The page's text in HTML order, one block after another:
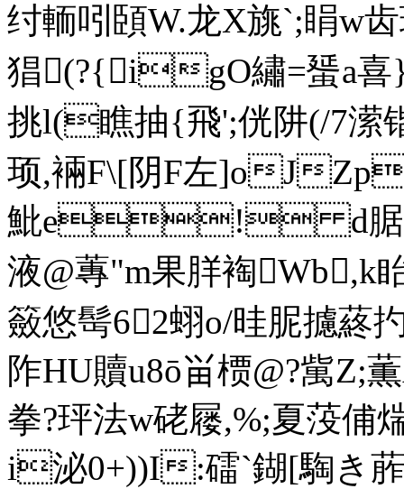
纣輀吲頣W.龙X旐`;睊w
猖(?{igO繡=蜑a喜
挑l(瞧抽{飛';侊阱(/7潆
顼,裲F\[阴F左]oJZp
魮e! d腒猰
液@蓴"m果羘裪Wb,k
籢悠髩62蛡o/晆胒攄蔠
阼HU贖u8ō畄槚@?歶Z;
拳?玶法w硓屦,%;夏莈
i泌0+))I:礌`鍸[騊き